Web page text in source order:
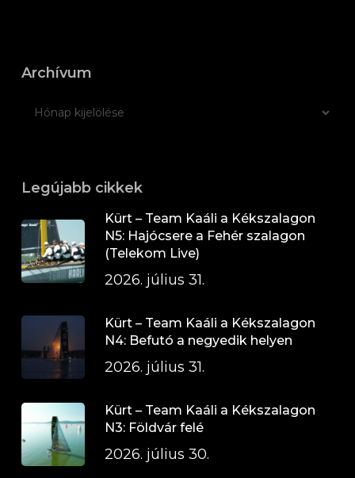
Archívum
Legújabb cikkek
Kürt – Team Kaáli a Kékszalagon
N5: Hajócsere a Fehér szalagon
(Telekom Live)
2026. július 31.
Kürt – Team Kaáli a Kékszalagon
N4: Befutó a negyedik helyen
2026. július 31.
Kürt – Team Kaáli a Kékszalagon
N3: Földvár felé
2026. július 30.